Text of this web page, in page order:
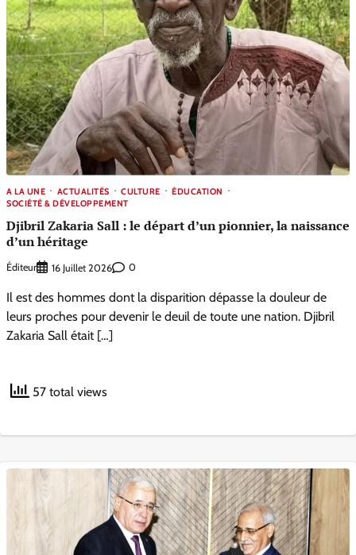
A LA UNE ACTUALITÉS CULTURE
ÉDUCATION
SOCIÉTÉ & DÉVELOPPEMENT
Djibril Zakaria Sall : le départ d’un pionnier, la naissance
d’un héritage
Éditeur 16 Juillet 2026 0
Il est des hommes dont la disparition dépasse la douleur de
leurs proches pour devenir le deuil de toute une nation. Djibril
Zakaria Sall était […]
57 total views